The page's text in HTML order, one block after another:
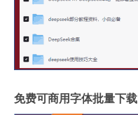
免费可商用字体批量下载